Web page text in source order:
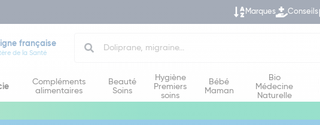
Marques Conseils
française
de la Santé
Compléments
alimentaires
Beauté
Soins
Hygiène
Premiers
soins
Bébé
Maman
Bio
Médecine
Naturelle